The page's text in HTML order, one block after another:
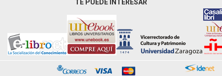
TE PUEDE INTERESAR